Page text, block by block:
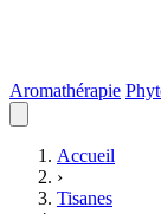
Aromathérapie
Accueil
›
Tisanes